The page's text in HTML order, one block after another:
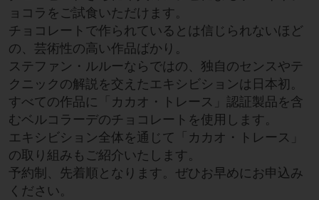
ョコラをご試食いただけます。
チョコレートで作られているとは信じられないほど
の、芸術性の高い作品ばかり。
ステファン・ルルーならではの、独自のセンスやテ
クニックの解説を交えたエキシビションは日本初。
すべての作品に「カカオ・トレース」認証製品を含
むベルコラーデのチョコレートを使用します。
エキシビション全体を通じて「カカオ・トレース」
の取り組みもご紹介いたします。
予約制、先着順となります。ぜひお早めにお申込み
ください。